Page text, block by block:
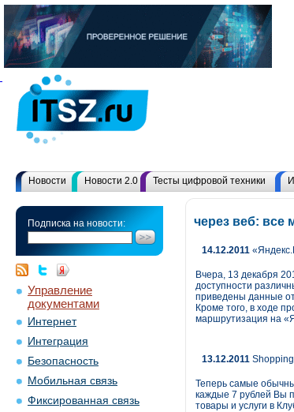
Новости Новости 2.0 Тесты цифровой техники
Подписка на новости:
Управление
документами
Интернет
Интеграция
Безопасность
Мобильная связь
Фиксированная связь
через веб:
14.12.2011
Вчера, 13 декабря
доступности
приведены данные
Кроме того, в ходе
маршрутизация на
13.12.2011
Теперь самые
каждые 7 рублей Вы
товары и услуги в